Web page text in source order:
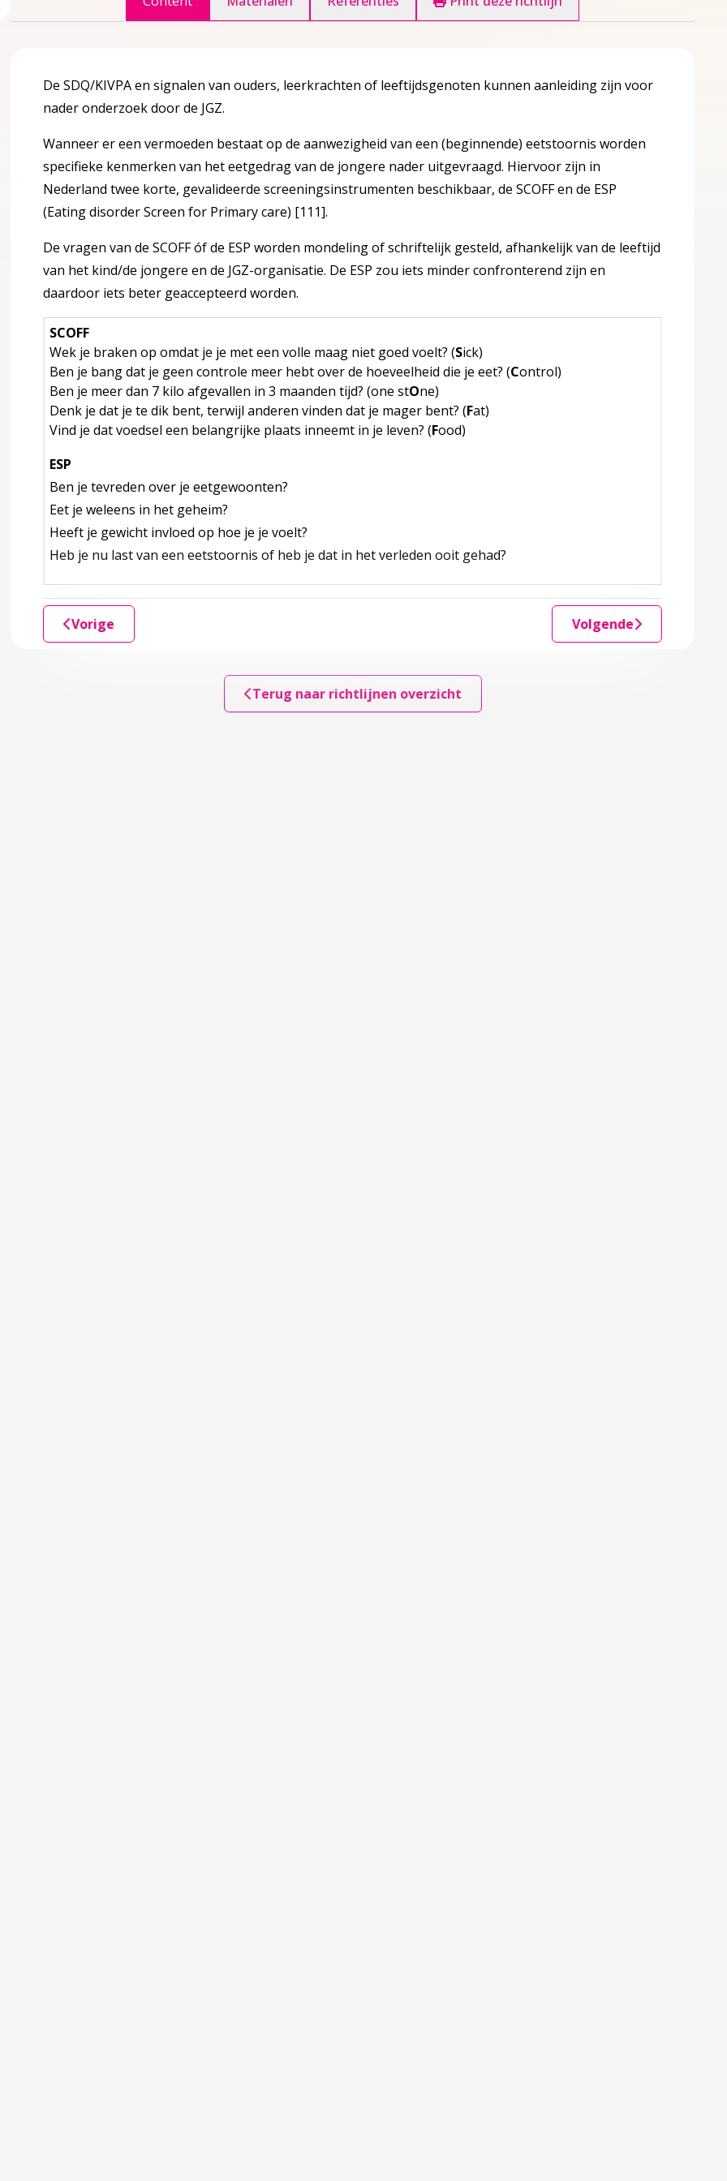
over 2 Definities en achtergrondinformatie
over 2 Definities en achtergrondinformatie
(Sectie aangepast aan de herziening op de NCJ-website)
van ernstige voedings- en eetstoornissen
en verstoord eetgedrag
ontwikkeling
ontwikkeling
en emotionele ontwikkeling
over 3 Signaleren, diagnostiek en verwijzen
over 3 Signaleren, diagnostiek en verwijzen
0-1 jaar
1 jaar
1-4 jaar
4 jaar
5-19 jaar
19 jaar
over 4 Preventie
0-1 jaar
eetpatronen een eetgedrag
1-4 jaar
5-19 jaar
Begeleiden en behandelen
over 5 Begeleiden en behandelen
jaar
bij (verdenking op) problemen 0-1 jaar
jaar
jaar
De SDQ/KIVPA en signalen van ouders, leerkrachten of leeftijdsgenoten kunnen aanleiding zijn voor
nader onderzoek door de JGZ.
Wanneer er een vermoeden bestaat op de aanwezigheid van een (beginnende) eetstoornis worden
specifieke kenmerken van het eetgedrag van de jongere nader uitgevraagd. Hiervoor zijn in
Nederland twee korte, gevalideerde screeningsinstrumenten beschikbaar, de SCOFF en de ESP
(Eating disorder Screen for Primary care) [111].
De vragen van de SCOFF óf de ESP worden mondeling of schriftelijk gesteld, afhankelijk van de leeftijd
van het kind/de jongere en de JGZ-organisatie. De ESP zou iets minder confronterend zijn en
daardoor iets beter geaccepteerd worden.
SCOFF
Wek je braken op omdat je je met een volle maag niet goed voelt? (Sick)
Ben je bang dat je geen controle meer hebt over de hoeveelheid die je eet? (Control)
Ben je meer dan 7 kilo afgevallen in 3 maanden tijd? (one stOne)
Denk je dat je te dik bent, terwijl anderen vinden dat je mager bent? (Fat)
Vind je dat voedsel een belangrijke plaats inneemt in je leven? (Food)
ESP
Ben je tevreden over je eetgewoonten?
Eet je weleens in het geheim?
Heeft je gewicht invloed op hoe je je voelt?
Heb je nu last van een eetstoornis of heb je dat in het verleden ooit gehad?
Vorige Volgende
Terug naar richtlijnen overzicht